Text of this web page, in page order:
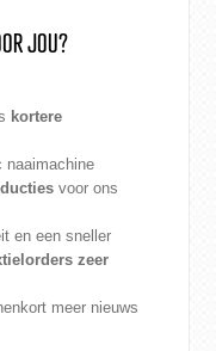
JOU?
kortere
naaimachine
voor ons
en een sneller
zeer
meer nieuws